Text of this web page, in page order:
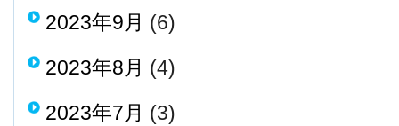
2023年9月 (6)
2023年8月 (4)
2023年7月 (3)